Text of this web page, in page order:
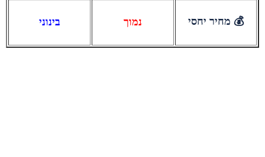
💰 מחיר יחסי נמוך בינוני